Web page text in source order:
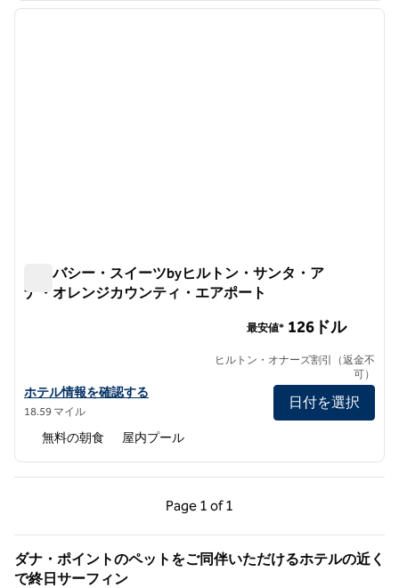
1/11
次の
エンバシー・スイーツbyヒルトン・サンタ・ア
ナ・オレンジカウンティ・エアポート
エンバシー・スイーツbyヒルトン・サンタアナ・オレンジカウン
ホテル情報を確認する
18.59 マイル
最安値* 126ドル
ヒルトン・オナーズ割引（返金不
可）
日付を選択
無料の朝食 屋内プール
Page 1 of 1
前のページ（1/1）
Page 1 of 1
ダナ・ポイントのペットをご同伴いただけるホテルの近く
で終日サーフィン